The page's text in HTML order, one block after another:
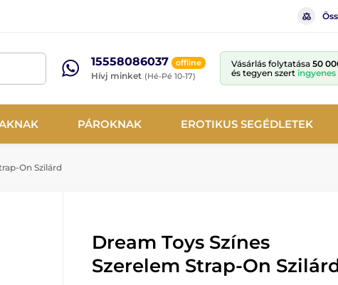
15558086037 offline
Hívj minket (Hé-Pé 10-17)
Vásárlás folytatása 50
és tegyen szert ingyenes
PÁROKNAK EROTIKUS SEGÉDLETEK
On Szilárd
Dream Toys Színes
Szerelem Strap-On